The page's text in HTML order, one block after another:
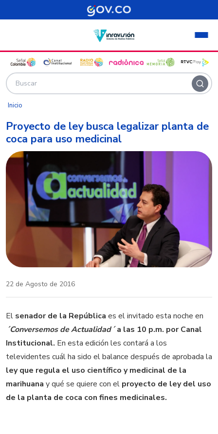
Pasar al contenido principal
Inicio
Proyecto de ley busca legalizar planta de
coca para uso medicinal
22 de Agosto de 2016
El senador de la República es el invitado esta noche en
´Conversemos de Actualidad´a las 10 p.m. por Canal
Institucional. En esta edición les contará a los
televidentes cuál ha sido el balance después de aprobada la
ley que regula el uso científico y medicinal de la
marihuana y qué se quiere con el proyecto de ley del uso
de la planta de coca con fines medicinales.